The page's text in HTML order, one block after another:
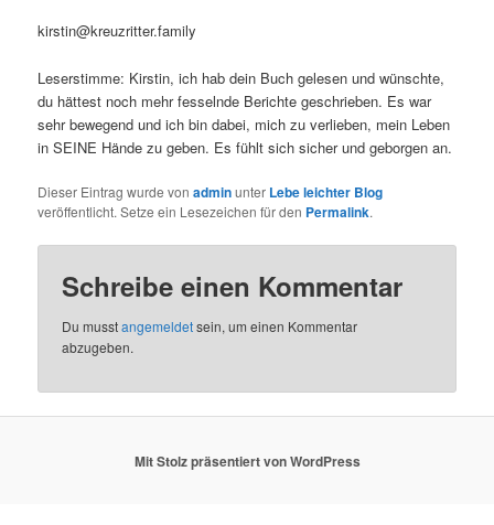
kirstin@kreuzritter.family
Leserstimme: Kirstin, ich hab dein Buch gelesen und wünschte,
du hättest noch mehr fesselnde Berichte geschrieben. Es war
sehr bewegend und ich bin dabei, mich zu verlieben, mein Leben
in SEINE Hände zu geben. Es fühlt sich sicher und geborgen an.
Dieser Eintrag wurde vonadminunter Lebe leichter Blog
veröffentlicht. Setze ein Lesezeichen für den Permalink.
Schreibe einen Kommentar
Du musstangemeldetsein, um einen Kommentar
abzugeben.
Mit Stolz präsentiert von WordPress